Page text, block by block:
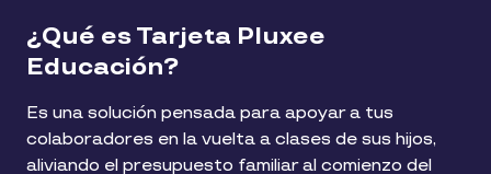
¿Qué es Tarjeta Pluxee
Educación?
Es una solución pensada para apoyar a tus
colaboradores en la vuelta a clases de sus hijos,
aliviando el presupuesto familiar al comienzo del